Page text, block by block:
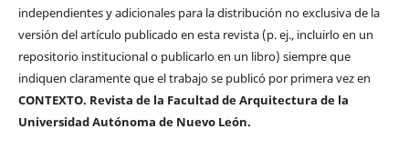
independientes y adicionales para la distribución no exclusiva de la
versión del artículo publicado en esta revista (p. ej., incluirlo en un
repositorio institucional o publicarlo en un libro) siempre que
indiquen claramente que el trabajo se publicó por primera vez en
CONTEXTO. Revista de la Facultad de Arquitectura de la
Universidad Autónoma de Nuevo León.